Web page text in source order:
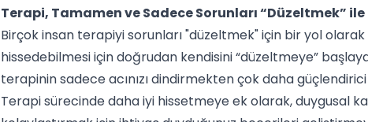
Terapi, Tamamen ve Sadece Sorunları “Düzeltmek”
Birçok insan terapiyi sorunları "düzeltmek" için bir yol
hissedebilmesi için doğrudan kendisini “düzeltmeye”
terapinin sadece acınızı dindirmekten çok daha
Terapi sürecinde daha iyi hissetmeye ek olarak, duygusal